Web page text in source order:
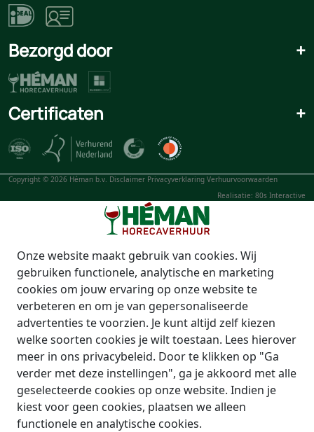
Bezorgd door +
Certificaten +
Copyright © 2026 Héman b.v. Disclaimer Privacyverklaring Verhuurvoorwaarden
Realisatie: 80s Interactive
Onze website maakt gebruik van cookies. Wij
gebruiken functionele, analytische en marketing
cookies om jouw ervaring op onze website te
verbeteren en om je van gepersonaliseerde
advertenties te voorzien. Je kunt altijd zelf kiezen
welke soorten cookies je wilt toestaan. Lees hierover
meer in ons privacybeleid. Door te klikken op "Ga
verder met deze instellingen", ga je akkoord met alle
geselecteerde cookies op onze website. Indien je
kiest voor geen cookies, plaatsen we alleen
functionele en analytische cookies.